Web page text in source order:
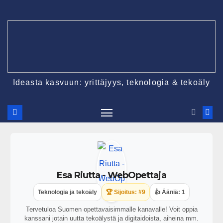
Ideasta kasvuun: yrittäjyys, teknologia & tekoäly
Esa Riutta - WebOpettaja
Teknologia ja tekoäly 🏆 Sijoitus: #9 👍 Ääniä: 1
Tervetuloa Suomen opettavaisimmalle kanavalle! Voit oppia
kanssani jotain uutta tekoälystä ja digitaidoista, aiheina mm.